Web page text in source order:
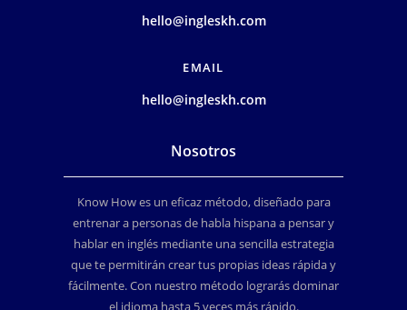
hello@ingleskh.com
EMAIL
hello@ingleskh.com
Nosotros
Know How es un eficaz método, diseñado para
entrenar a personas de habla hispana a pensar y
hablar en inglés mediante una sencilla estrategia
que te permitirán crear tus propias ideas rápida y
fácilmente. Con nuestro método lograrás dominar
el idioma hasta 5 veces más rápido.